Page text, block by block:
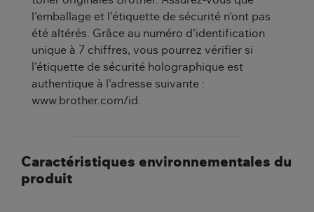
l'emballage et l'étiquette de sécurité n'ont pas
été altérés. Grâce au numéro d'identification
unique à 7 chiffres, vous pourrez vérifier si
l'étiquette de sécurité holographique est
authentique à l'adresse suivante :
www.brother.com/id.
Caractéristiques environnementales du
produit